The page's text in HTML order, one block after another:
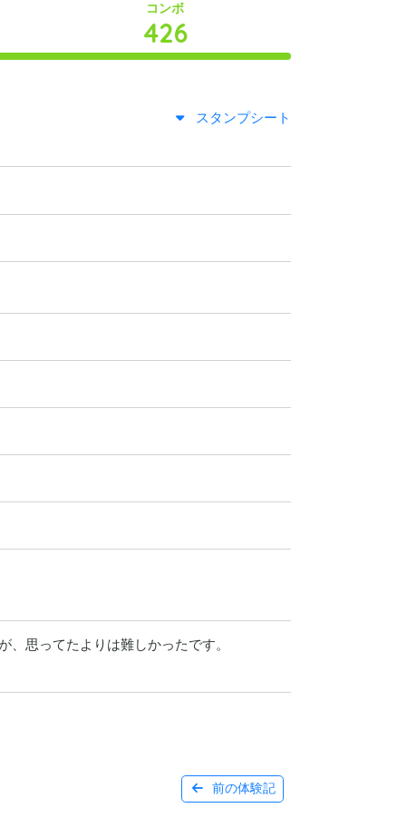
コンボ
426
スタンプシート
思ってたよりは難しかったです。
前の体験記